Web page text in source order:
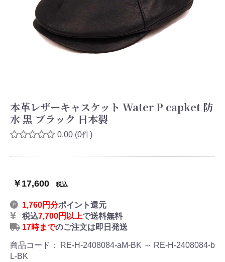
本革レザーキャスケット Water P capket 防
水 黒 ブラック 日本製
0.00 (0件)
￥17,600 税込
1,760円分ポイント還元
税込7,700円以上で送料無料
17時までのご注文は即日発送
商品コード：
RE-H-2408084-aM-BK ～ RE-H-2408084-b
L-BK